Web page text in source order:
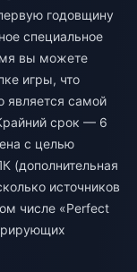
годовщину
специальное
вы можете
игры, что
является самой
срок — 6
​​с целью
(дополнительная
источников
числе «Perfect